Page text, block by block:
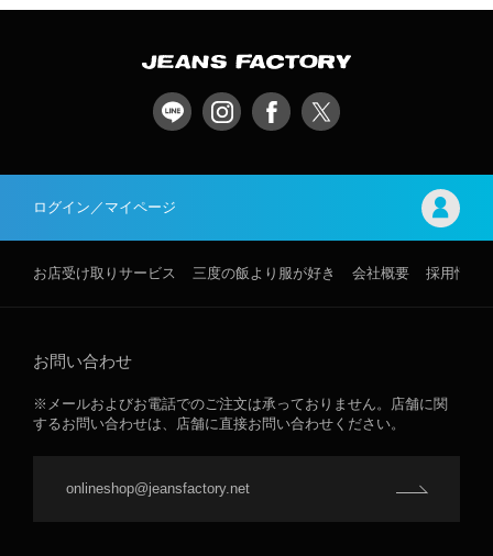
ログイン／マイページ
お店受け取りサービス 三度の飯より服が好き 会社概要 採用情報
お問い合わせ
※メールおよびお電話でのご注文は承っておりません。店舗に関
するお問い合わせは、店舗に直接お問い合わせください。
onlineshop@jeansfactory.net